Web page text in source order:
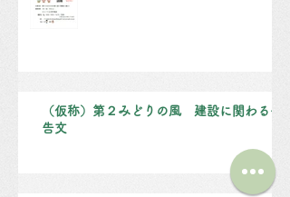
（仮称）第２みどりの風 建設に関わる公
告文